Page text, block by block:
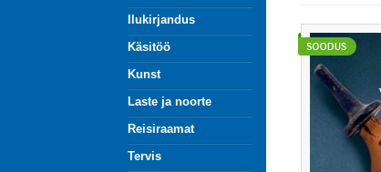
Ilukirjandus
Käsitöö
Kunst
Laste ja noorte
Reisiraamat
Tervis